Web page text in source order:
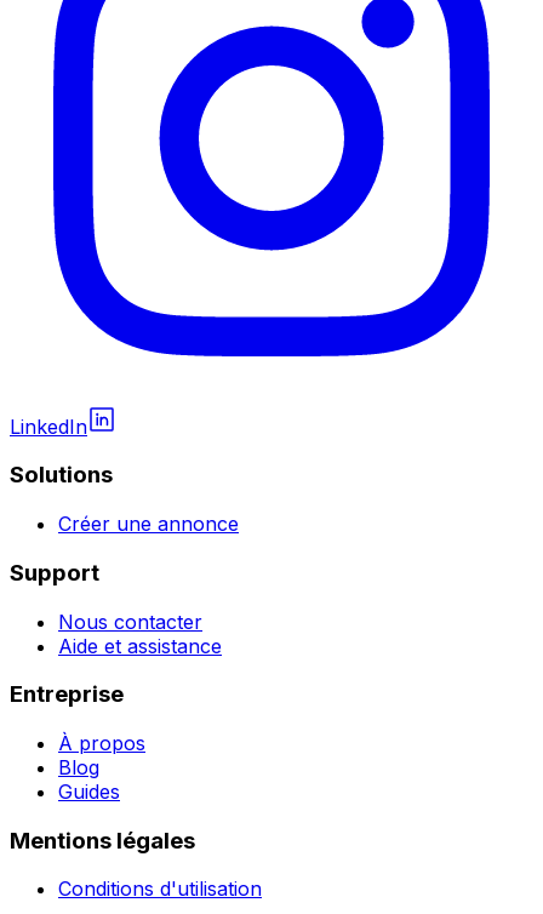
LinkedIn
Solutions
Créer une annonce
Support
Nous contacter
Aide et assistance
Entreprise
À propos
Blog
Guides
Mentions légales
Conditions d'utilisation